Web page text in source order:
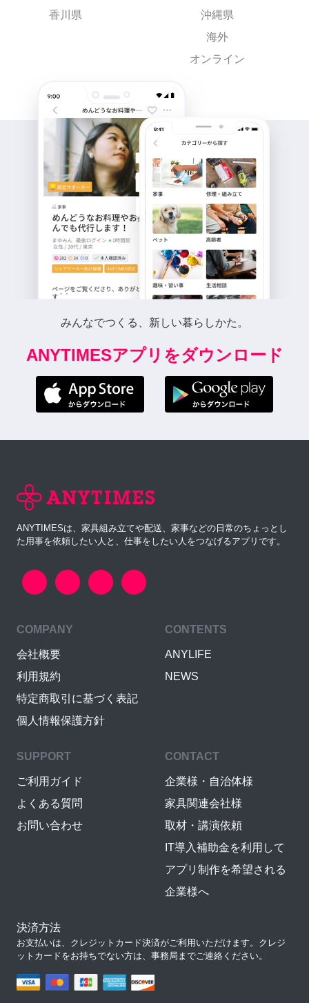
香川県
沖縄県
海外
オンライン
みんなでつくる、新しい暮らしかた。
ANYTIMESアプリをダウンロード
ANYTIMESは、家具組み立てや配送、家事などの日常のちょっとし
た用事を依頼したい人と、仕事をしたい人をつなげるアプリです。
COMPANY
会社概要
利用規約
特定商取引に基づく表記
個人情報保護方針
CONTENTS
ANYLIFE
NEWS
SUPPORT
ご利用ガイド
よくある質問
お問い合わせ
CONTACT
企業様・自治体様
家具関連会社様
取材・講演依頼
IT導入補助金を利用して
アプリ制作を希望される
企業様へ
決済方法
お支払いは、クレジットカード決済がご利用いただけます。クレジ
ットカードをお持ちでない方は、事務局までご連絡ください。